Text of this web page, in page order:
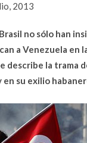
2013
no sólo han
a Venezuela
describe la trama
su exilio